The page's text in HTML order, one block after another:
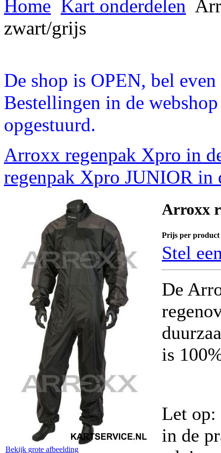
Home Kart onderdelen
zwart/grijs
De shop is OPEN, bel
Bestellingen in de
opgestuurd.
Arroxx regenpak Xpro in
regenpak Xpro JUNIOR
Bekijk grote afbeelding
Arroxx
Prijs per product
Stel
De
is
Let
in de